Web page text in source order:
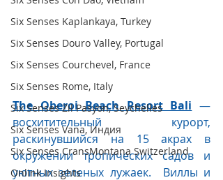
Six Senses Kaplankaya, Turkey
Six Senses Douro Valley, Portugal
Six Senses Courchevel, France
Six Senses Rome, Italy
Six Senses Zil Pasyon, Seychelles
Six Senses Vana, Индия
Six Senses CransMontana Switzerland
Onlink Insights
The Oberoi Beach Resort Bali —
восхитительный курорт,
раскинувшийся на 15 акрах в
окружении тропических садов и
уютных зеленых лужаек.  Виллы и